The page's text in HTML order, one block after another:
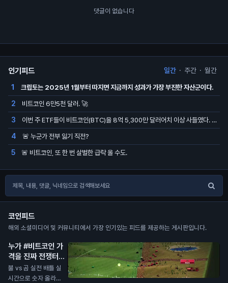
댓글이 없습니다
인기피드 일간 · 주간 · 월간
1 크립토는 2025년 1월부터 따지면 지금까지 성과가 가장 부진한 자산군이다.
2 비트코인 6만5천 달러. 🚀
3 이번 주 ETF들이 비트코인(BTC)을 8억 5,300만 달러어치 이상 사들였다. 지난 15주 중 가장 큰 주간 매수다
4 🚨 누군가 전부 잃기 직전?
5 🚨 비트코인, 또 한 번 살벌한 급락 올 수도.
코인피드
해외 소셜미디어 및 커뮤니티에서 가장 인기있는 피드를 제공하는 게시판입니다.
누가 #비트코인 가
격을 진짜 전쟁터처
럼 보여주는 사이트
를 만들어놨다
불 vs 곰 실전 배틀 실
시간으로 숫자 올라가